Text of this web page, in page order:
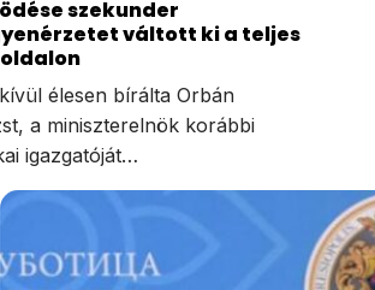
szekunder
váltott ki a teljes
élesen bírálta Orbán
a miniszterelnök korábbi
igazgatóját…